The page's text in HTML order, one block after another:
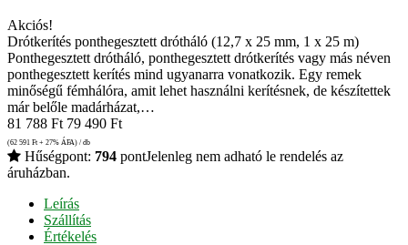
Akciós!
Drótkerítés ponthegesztett drótháló (12,7 x 25 mm, 1 x 25 m)
Ponthegesztett drótháló, ponthegesztett drótkerítés vagy más néven
ponthegesztett kerítés mind ugyanarra vonatkozik. Egy remek
minőségű fémhálóra, amit lehet használni kerítésnek, de készítettek
már belőle madárházat,…
81 788 Ft 79 490 Ft
(62 591 Ft + 27% ÁFA) / db
Hűségpont: 794 pontJelenleg nem adható le rendelés az
áruházban.
Leírás
Szállítás
Értékelés